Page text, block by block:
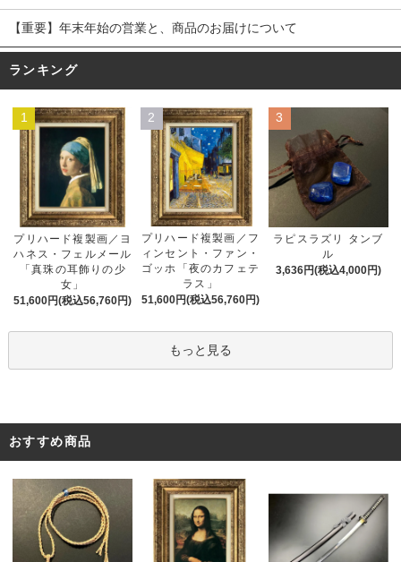
【重要】年末年始の営業と、商品のお届けについて
ランキング
1
プリハード複製画／ヨ
ハネス・フェルメール
「真珠の耳飾りの少
女」
51,600円(税込56,760円)
2
プリハード複製画／フ
ィンセント・ファン・
ゴッホ「夜のカフェテ
ラス」
51,600円(税込56,760円)
3
ラピスラズリ タンブ
ル
3,636円(税込4,000円)
もっと見る
おすすめ商品